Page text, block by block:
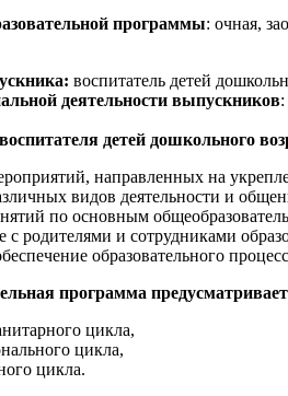
программы: очная,
воспитатель детей
деятельности выпускников
детей дошкольного
направленных на
видов деятельности и
по основным
с родителями и сотрудниками
образовательного
программа
цикла,
цикла,
цикла.